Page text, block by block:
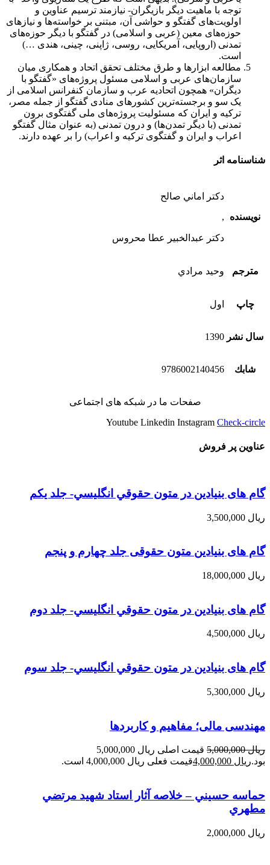
توجه با ماهیت دیگر بازیگران- نیازمند ترسیم عناوین و
اولویت‌های گفتگو و حواشی آن، مبتنی بر خواسته‌ها و نیازهای
حوزه‌های معین (عربی و اسلامی) در گفتگو با دیگر حوزه‌های
تمدنی (اروپایی، آمریکایی، روسی، ژاپنی، چینی، هندی …)
است.
مطالعه ابزارها و طرق مختلف تحقق اتحاد و همکاری میان
سازمان‌های عربی و اسلامی مسئول پروژه‌های «گفتگو با
دیگران» همچون اتحادیه عرب و سازمان کنفرانس اسلامی از
یک سو و برجسته‌ترین کشورهای منادی گفتگو از جمله مصر،
ترکیه و ایران که مسئولیت پروژه‌های ملی گفتگوی برون
تمدنی (با دیگر تمدن‌ها) و درون تمدنی‌ (به عنوان مثال گفتگو
اعراب و ایران و گفتگوی ترکیه و اعراب) را بر عهده دارند.
شناسنامه اثر
نویسنده
دكتر اماني صالح
,
دكتر عبدالخبير عطا محروس
مترجم وحيد مرادي
چاپ اول
سال نشر 1390
شابك 9786002140456
صفحات ما در شبکه های اجتماعی
Youtube Linkedin Instagram Check-circle
عناوین پر فروش
گام های بنیادین در متون حقوقي انگليسي- جلد يكم
ریال
گام های بنیادین متون حقوقی جلد چهارم و پنجم
ریال
گام های بنیادین در متون حقوقي انگليسي- جلد دوم
ریال
گام های بنیادین در متون حقوقي انگليسي- جلد سوم
ریال
مهندسی مالی؛ مفاهیم و کاربردها
ریال5,000,000
قیمت اصلی ریال 5,000,000
بود.ریال قیمت فعلی ریال 4,000,000 است.
حماسه حسيني – خلاصه آثار استاد شهيد مرتضي
مطهري
ریال